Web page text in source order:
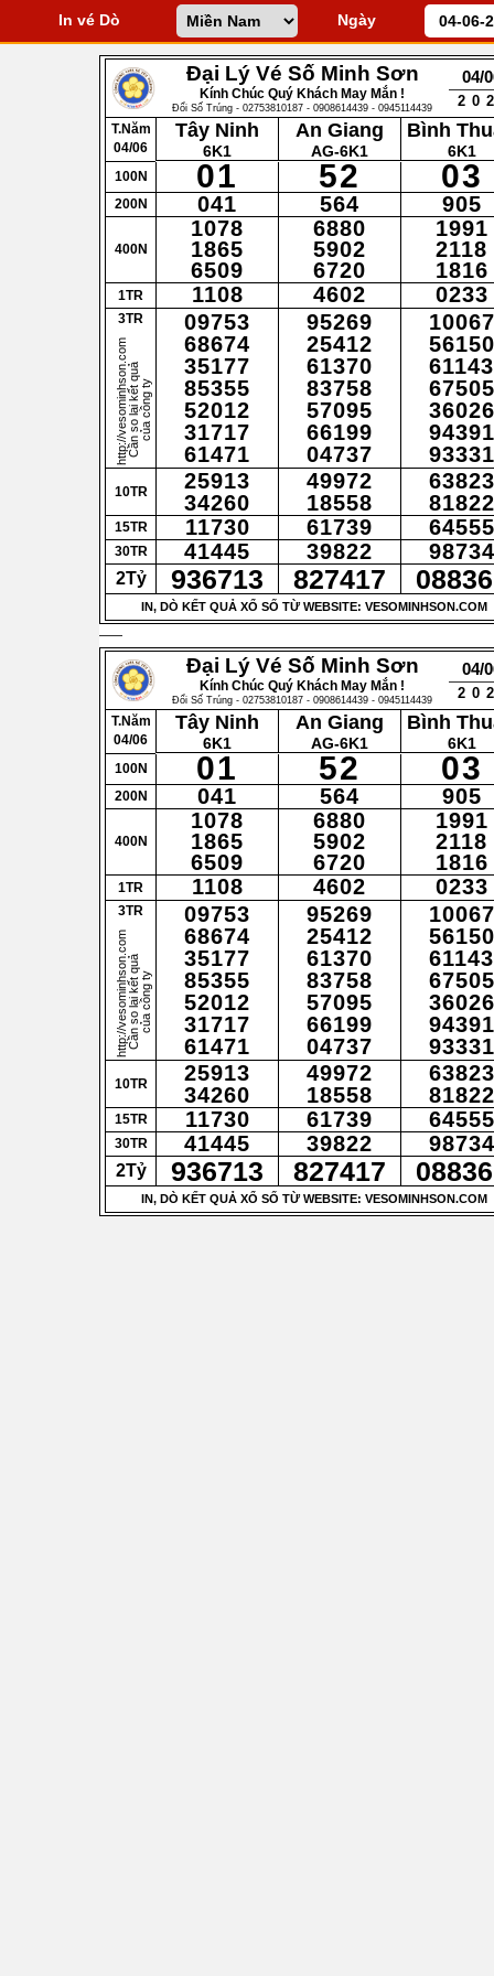
Đại Lý Vé Số Minh Sơn
Kính Chúc Quý Khách May Mắn !
Đổi Số Trúng - 02753810187 - 0908614439 - 0945114439
04/
T.Năm
04/06
Tây Ninh
6K1
An Giang
AG-6K1
Bình
6K1
100N
200N
400N
1TR
3TR
http://vesominhson.comC
ầ
n
s
o
l
ại
k
ế
t
q
u
ả
c
ủ
a
c
ô
n
g
ty
10TR
15TR
30TR
2Tỷ
01
041
1078
1865
6509
1108
09753
68674
35177
85355
52012
31717
61471
25913
34260
11730
41445
936713
52
564
6880
5902
6720
4602
95269
25412
61370
83758
57095
66199
04737
49972
18558
61739
39822
827417
03
905
1991
2118
1816
0233
10067
56150
61143
67505
36026
94391
93331
63823
81822
64555
98734
IN, DÒ KẾT QUẢ XỔ SỐ TỪ WEBSITE: VESOMINHSON.COM
Đại Lý Vé Số Minh Sơn
Kính Chúc Quý Khách May Mắn !
Đổi Số Trúng - 02753810187 - 0908614439 - 0945114439
04/
T.Năm
04/06
Tây Ninh
6K1
An Giang
AG-6K1
Bình
6K1
100N
200N
400N
1TR
3TR
http://vesominhson.comC
ầ
n
s
o
l
ại
k
ế
t
q
u
ả
c
ủ
a
c
ô
n
g
ty
10TR
15TR
30TR
2Tỷ
01
041
1078
1865
6509
1108
09753
68674
35177
85355
52012
31717
61471
25913
34260
11730
41445
936713
52
564
6880
5902
6720
4602
95269
25412
61370
83758
57095
66199
04737
49972
18558
61739
39822
827417
03
905
1991
2118
1816
0233
10067
56150
61143
67505
36026
94391
93331
63823
81822
64555
98734
IN, DÒ KẾT QUẢ XỔ SỐ TỪ WEBSITE: VESOMINHSON.COM
In vé Dò Ngày